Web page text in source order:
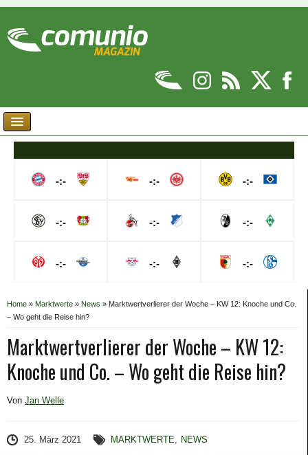
-:-
-:-
-:-
-:-
-:-
-:-
-:-
-:-
-:-
Home » Marktwerte » News » Marktwertverlierer der Woche – KW 12: Knoche und Co.
– Wo geht die Reise hin?
Marktwertverlierer der Woche – KW 12:
Knoche und Co. – Wo geht die Reise hin?
Von Jan Welle
25. März 2021 MARKTWERTE, NEWS